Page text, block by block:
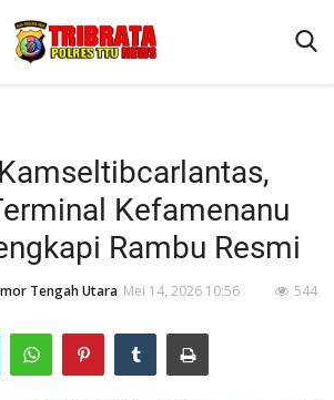
Kefamenanu
Rambu Resmi
Tengah Utara Mei 14, 2026 10:56 544